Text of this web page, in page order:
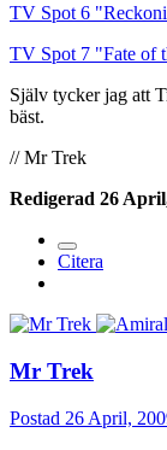
TV Spot 6
TV Spot 7 "Fate of
Själv tycker jag att
bäst.
// Mr Trek
Redigerad 26
Citera
Mr Trek
Postad 26 April,